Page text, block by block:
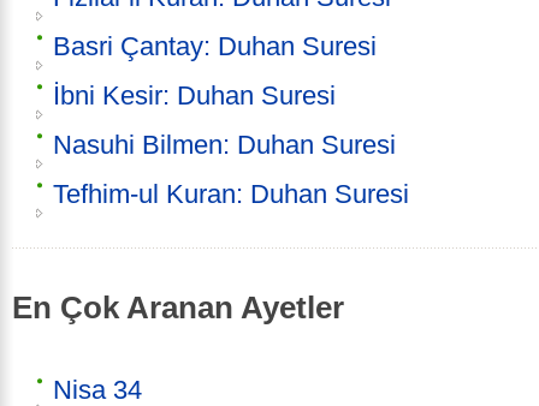
Basri Çantay: Duhan Suresi
İbni Kesir: Duhan Suresi
Nasuhi Bilmen: Duhan Suresi
Tefhim-ul Kuran: Duhan Suresi
En Çok Aranan Ayetler
Nisa 34